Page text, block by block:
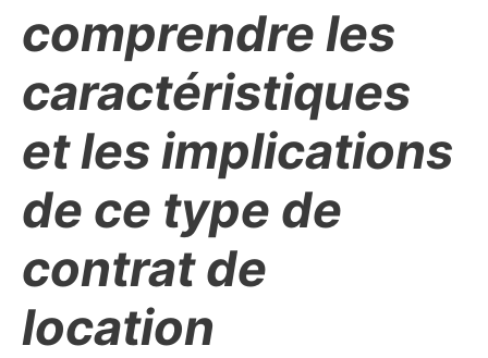
comprendre les
caractéristiques
et les implications
de ce type de
contrat de
location